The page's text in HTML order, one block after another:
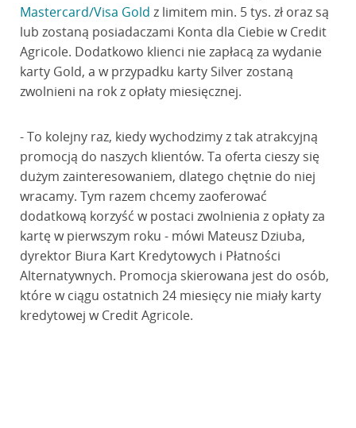
Mastercard/Visa Gold z limitem min. 5 tys. zł oraz są
lub zostaną posiadaczami Konta dla Ciebie w Credit
Agricole. Dodatkowo klienci nie zapłacą za wydanie
karty Gold, a w przypadku karty Silver zostaną
zwolnieni na rok z opłaty miesięcznej.
- To kolejny raz, kiedy wychodzimy z tak atrakcyjną
promocją do naszych klientów. Ta oferta cieszy się
dużym zainteresowaniem, dlatego chętnie do niej
wracamy. Tym razem chcemy zaoferować
dodatkową korzyść w postaci zwolnienia z opłaty za
kartę w pierwszym roku - mówi Mateusz Dziuba,
dyrektor Biura Kart Kredytowych i Płatności
Alternatywnych. Promocja skierowana jest do osób,
które w ciągu ostatnich 24 miesięcy nie miały karty
kredytowej w Credit Agricole.